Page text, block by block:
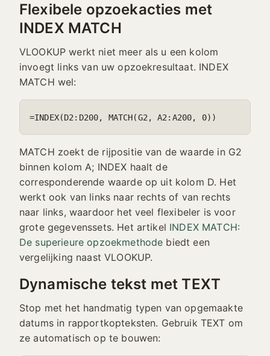
Flexibele opzoekacties met
INDEX MATCH
VLOOKUP werkt niet meer als u een kolom
invoegt links van uw opzoekresultaat. INDEX
MATCH wel:
=INDEX(D2:D200, MATCH(G2, A2:A200, 0))
MATCH zoekt de rijpositie van de waarde in G2
binnen kolom A; INDEX haalt de
corresponderende waarde op uit kolom D. Het
werkt ook van links naar rechts of van rechts
naar links, waardoor het veel flexibeler is voor
grote gegevenssets. Het artikel INDEX MATCH:
De superieure opzoekmethode biedt een
vergelijking naast VLOOKUP.
Dynamische tekst met TEXT
Stop met het handmatig typen van opgemaakte
datums in rapportkopteksten. Gebruik TEXT om
ze automatisch op te bouwen: